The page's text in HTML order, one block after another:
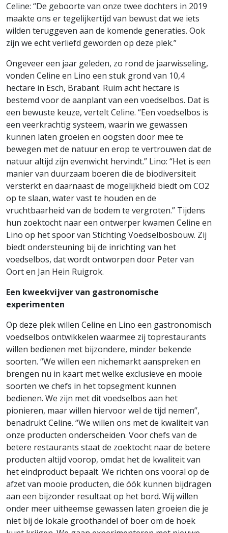
Celine: “De geboorte van onze twee dochters in 2019
maakte ons er tegelijkertijd van bewust dat we iets
wilden teruggeven aan de komende generaties. Ook
zijn we echt verliefd geworden op deze plek.”
Ongeveer een jaar geleden, zo rond de jaarwisseling,
vonden Celine en Lino een stuk grond van 10,4
hectare in Esch, Brabant. Ruim acht hectare is
bestemd voor de aanplant van een voedselbos. Dat is
een bewuste keuze, vertelt Celine. “Een voedselbos is
een veerkrachtig systeem, waarin we gewassen
kunnen laten groeien en oogsten door mee te
bewegen met de natuur en erop te vertrouwen dat de
natuur altijd zijn evenwicht hervindt.” Lino: “Het is een
manier van duurzaam boeren die de biodiversiteit
versterkt en daarnaast de mogelijkheid biedt om CO2
op te slaan, water vast te houden en de
vruchtbaarheid van de bodem te vergroten.” Tijdens
hun zoektocht naar een ontwerper kwamen Celine en
Lino op het spoor van Stichting Voedselbosbouw. Zij
biedt ondersteuning bij de inrichting van het
voedselbos, dat wordt ontworpen door Peter van
Oort en Jan Hein Ruigrok.
Een kweekvijver van gastronomische
experimenten
Op deze plek willen Celine en Lino een gastronomisch
voedselbos ontwikkelen waarmee zij toprestaurants
willen bedienen met bijzondere, minder bekende
soorten. “We willen een nichemarkt aanspreken en
brengen nu in kaart met welke exclusieve en mooie
soorten we chefs in het topsegment kunnen
bedienen. We zijn met dit voedselbos aan het
pionieren, maar willen hiervoor wel de tijd nemen”,
benadrukt Celine. “We willen ons met de kwaliteit van
onze producten onderscheiden. Voor chefs van de
betere restaurants staat de zoektocht naar de betere
producten altijd voorop, omdat het de kwaliteit van
het eindproduct bepaalt. We richten ons vooral op de
afzet van mooie producten, die óók kunnen bijdragen
aan een bijzonder resultaat op het bord. Wij willen
onder meer uitheemse gewassen laten groeien die je
niet bij de lokale groothandel of boer om de hoek